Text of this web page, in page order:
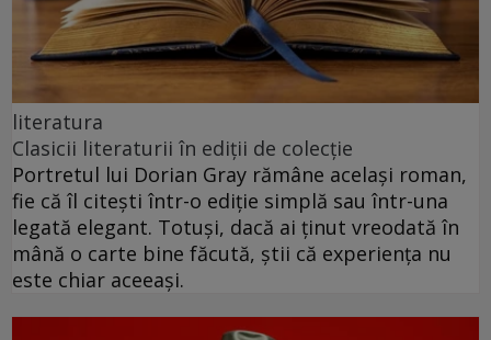
literatura
Clasicii literaturii în ediții de colecție
Portretul lui Dorian Gray rămâne același roman,
fie că îl citești într-o ediție simplă sau într-una
legată elegant. Totuși, dacă ai ținut vreodată în
mână o carte bine făcută, știi că experiența nu
este chiar aceeași.